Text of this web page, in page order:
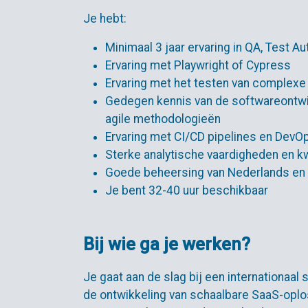
Je hebt:
Minimaal 3 jaar ervaring in QA, Test
Ervaring met Playwright of Cypress
Ervaring met het testen van
Gedegen kennis van de
agile methodologieën
Ervaring met CI/CD pipelines en
Sterke analytische vaardigheden en
Goede beheersing van Nederlands
Je bent 32-40 uur beschikbaar
Bij wie ga je werken?
Je gaat aan de slag bij een
de ontwikkeling van schaalbare SaaS-